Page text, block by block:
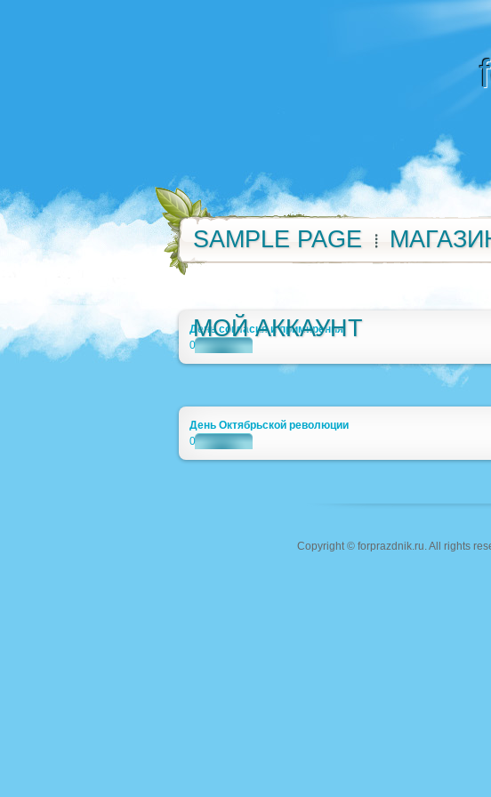
SAMPLE PAGE
МОЙ АККАУНТ
День согласия и примирения
0
День Октябрьской революции
0
Copyright © forprazdnik.ru. All rights